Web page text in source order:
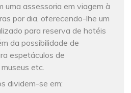
uma assessoria em viagem à
por dia, oferecendo-lhe um
para reserva de hotéis
da possibilidade de
espetáculos de
etc.
dividem-se em: